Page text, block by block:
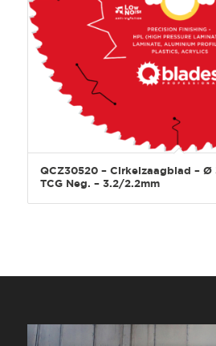
QCZ30520 – Cirkelzaagblad – Ø
TCG Neg. – 3.2/2.2mm